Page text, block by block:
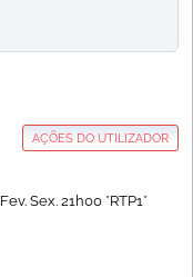
AÇÕES DO UTILIZADOR
Sex. 21h00 *RTP1*